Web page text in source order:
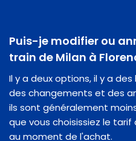
Puis-je modifier ou
train de Milan à
Il y a deux options, il y a
des changements et des
ils sont généralement
que vous choisissiez le
au moment de l'achat.